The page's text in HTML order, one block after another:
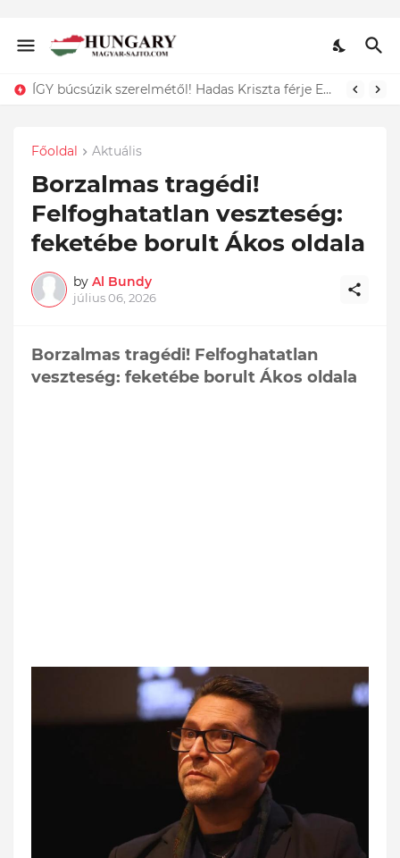
Dráma: Ő az a 11 hónapos kisgyermek, akit egy kukában találtak és csak a szerencsének köszönhető, hogy életben maradt. Döbbenet ami történt:
Főoldal Aktuális
Borzalmas tragédi!
Felfoghatatlan veszteség:
feketébe borult Ákos oldala
by Al Bundy
július 06, 2026
Borzalmas tragédi! Felfoghatatlan
veszteség: feketébe borult Ákos oldala